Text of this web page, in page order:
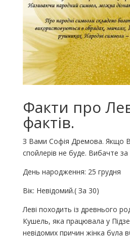
Факти про
фактів.
З Вами Софія Дремова. Якщо
спойлерів не буде. Вибачте
День народження: 25 грудня
Вік: Невідомий.( За 30)
Леві походить із древнього
Кушель, яка працювала у
невідомих причин жінка була